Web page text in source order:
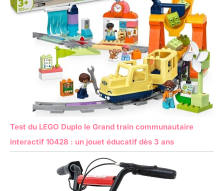
Test du LEGO Duplo le Grand train communautaire
interactif 10428 : un jouet éducatif dès 3 ans